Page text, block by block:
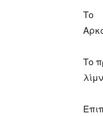
Το
Το